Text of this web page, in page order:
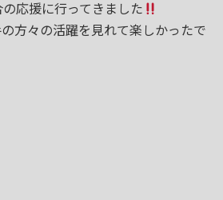
応援に行ってきました
方々の活躍を見れて楽しかったで